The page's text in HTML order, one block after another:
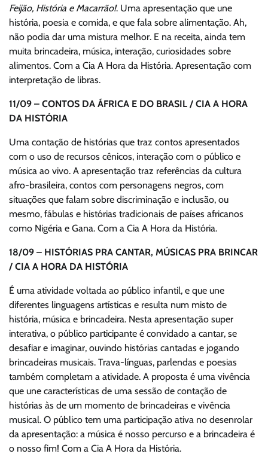
Feijão, História e Macarrão!. Uma apresentação que une
história, poesia e comida, e que fala sobre alimentação. Ah,
não podia dar uma mistura melhor. E na receita, ainda tem
muita brincadeira, música, interação, curiosidades sobre
alimentos. Com a Cia A Hora da História. Apresentação com
interpretação de libras.
11/09 – CONTOS DA ÁFRICA E DO BRASIL / CIA A HORA
DA HISTÓRIA
Uma contação de histórias que traz contos apresentados
com o uso de recursos cênicos, interação com o público e
música ao vivo. A apresentação traz referências da cultura
afro-brasileira, contos com personagens negros, com
situações que falam sobre discriminação e inclusão, ou
mesmo, fábulas e histórias tradicionais de países africanos
como Nigéria e Gana. Com a Cia A Hora da História.
18/09 – HISTÓRIAS PRA CANTAR, MÚSICAS PRA BRINCAR
/ CIA A HORA DA HISTÓRIA
É uma atividade voltada ao público infantil, e que une
diferentes linguagens artísticas e resulta num misto de
história, música e brincadeira. Nesta apresentação super
interativa, o público participante é convidado a cantar, se
desafiar e imaginar, ouvindo histórias cantadas e jogando
brincadeiras musicais. Trava-línguas, parlendas e poesias
também completam a atividade. A proposta é uma vivência
que une características de uma sessão de contação de
histórias às de um momento de brincadeiras e vivência
musical. O público tem uma participação ativa no desenrolar
da apresentação: a música é nosso percurso e a brincadeira é
o nosso fim! Com a Cia A Hora da História.